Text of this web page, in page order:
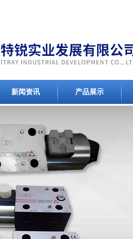
新闻资讯 产品展示